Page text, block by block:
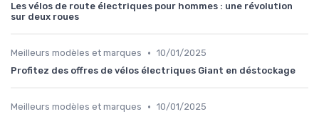
Les vélos de route électriques pour hommes : une révolution
sur deux roues
Meilleurs modèles et marques • 10/01/2025
Profitez des offres de vélos électriques Giant en déstockage
Meilleurs modèles et marques • 10/01/2025